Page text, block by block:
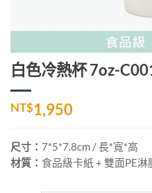
白色冷熱杯 7oz-
NT$1,950
尺寸： 7*5*7.8cm / 長*寬*高
材質： 食品級卡紙 + 雙面PE淋